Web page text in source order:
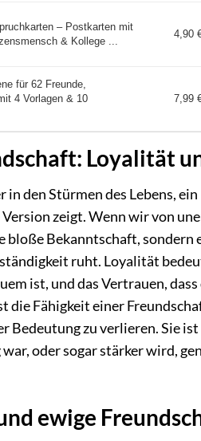
– Postkarten mit
& Kollege ...
4,90
für 62 Freunde,
4 Vorlagen & 10
7,99
Loyalität
den Stürmen des Lebens,
zeigt. Wenn wir von
bloße Bekanntschaft,
ruht. Loyalität
ist, und das Vertrauen,
die Fähigkeit einer
Bedeutung zu verlieren. Sie
oder sogar stärker wird,
ewige